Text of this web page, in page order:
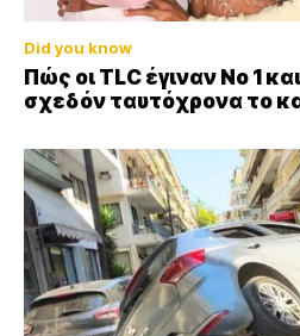
Did you know
Πώς οι TLC έγιναν Νο 1
σχεδόν ταυτόχρονα το